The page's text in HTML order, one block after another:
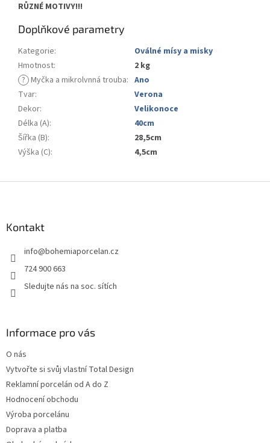
RŮZNÉ MOTIVY!!!
Doplňkové parametry
Kategorie:
Oválné mísy a misky
Hmotnost:
2 kg
? Myčka a mikrolvnná trouba: Ano
Tvar:
Verona
Dekor:
Velikonoce
Délka (A):
40cm
Šířka (B):
28,5cm
Výška (C): 4,5cm
Kontakt
info@bohemiaporcelan.cz
724 900 663
Sledujte nás na soc. sítích
Informace pro vás
O nás
Vytvořte si svůj vlastní Total Design
Reklamní porcelán od A do Z
Hodnocení obchodu
Výroba porcelánu
Doprava a platba